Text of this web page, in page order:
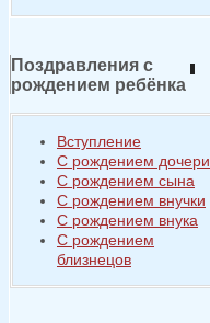
Поздравления с
рождением ребёнка
Вступление
С рождением дочери
С рождением сына
С рождением внучки
С рождением внука
С рождением
близнецов